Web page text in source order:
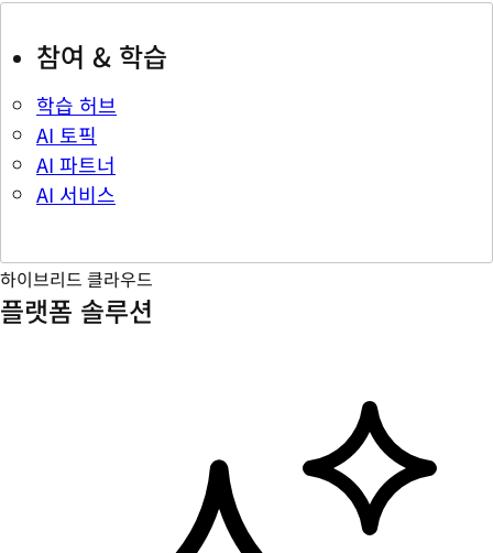
참여 & 학습
학습 허브
AI 토픽
AI 파트너
AI 서비스
하이브리드 클라우드
플랫폼 솔루션